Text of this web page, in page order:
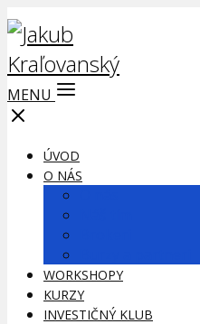
MENU
ÚVOD
O NÁS
WORKSHOPY
KURZY
INVESTIČNÝ KLUB